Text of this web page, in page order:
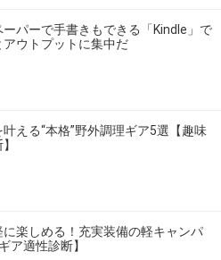
ーパーで手書きもできる「Kindle」で
アウトプットに集中だ
える“本格”野外調理ギア5選【趣味
楽しめる！充実装備の軽キャンパ
ア適性診断】